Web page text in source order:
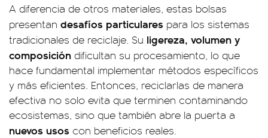
A diferencia de otros materiales, estas bolsas
presentan desafíos particulares para los sistemas
tradicionales de reciclaje. Su ligereza, volumen y
composición dificultan su procesamiento, lo que
hace fundamental implementar métodos específicos
y más eficientes. Entonces, reciclarlas de manera
efectiva no solo evita que terminen contaminando
ecosistemas, sino que también abre la puerta a
nuevos usos con beneficios reales.